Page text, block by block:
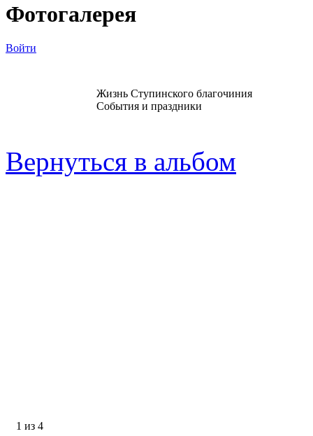
Фотогалерея
Войти
Жизнь Ступинского благочиния
События и праздники
Вернуться в альбом
1 из 4